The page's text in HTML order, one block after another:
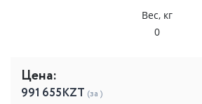
Вес, кг
0
Цена:
991 655KZT (за )